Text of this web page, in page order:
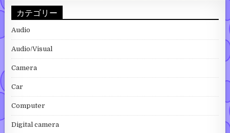
カテゴリー
Audio
Audio/Visual
Camera
Car
Computer
Digital camera